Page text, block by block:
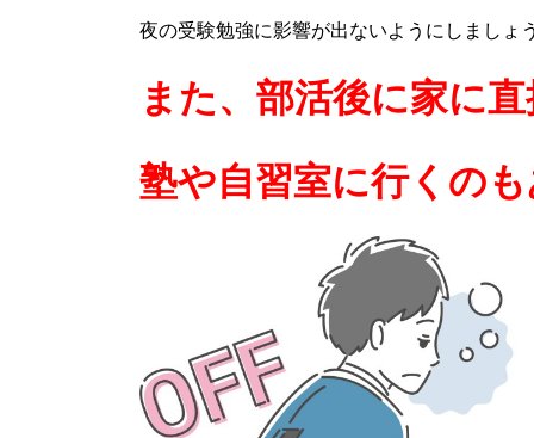
夜の受験勉強に影響が出ないようにしましょ
また、部活後に家に
塾や自習室に行くの